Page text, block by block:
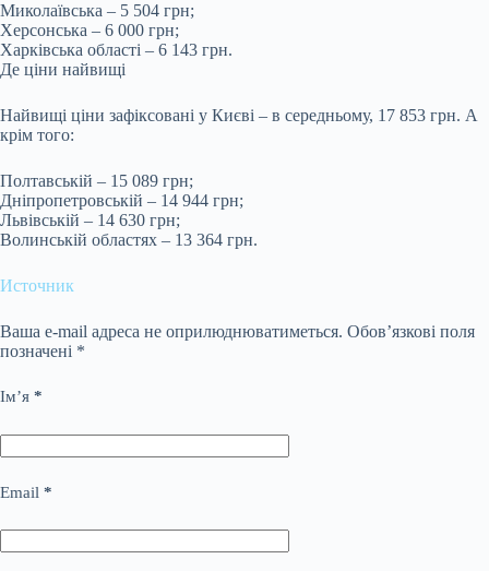
Миколаївська – 5 504 грн;
Херсонська – 6 000 грн;
Харківська області – 6 143 грн.
Де ціни найвищі
Найвищі ціни зафіксовані у Києві – в середньому, 17 853 грн. А
крім того:
Полтавській – 15 089 грн;
Дніпропетровській – 14 944 грн;
Львівській – 14 630 грн;
Волинській областях – 13 364 грн.
Источник
Ваша e-mail адреса не оприлюднюватиметься. Обов’язкові поля
позначені *
Ім’я *
Email *